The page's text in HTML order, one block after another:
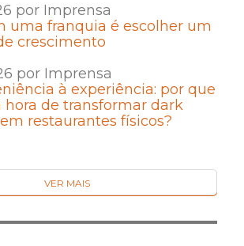
por Imprensa
uma franquia é escolher um
crescimento
por Imprensa
à experiência: por que
hora de transformar dark
restaurantes físicos?
VER MAIS